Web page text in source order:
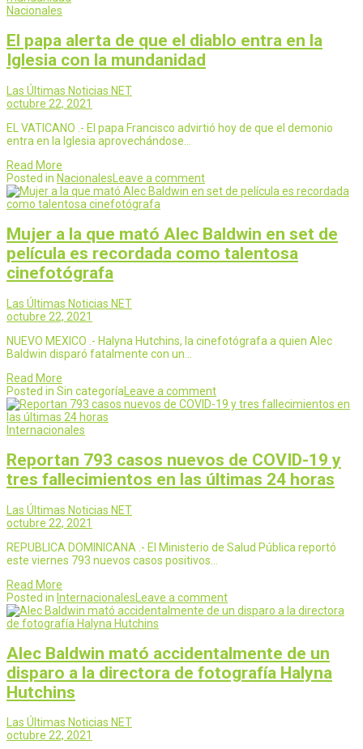
Nacionales
El papa alerta de que el diablo entra en la
Iglesia con la mundanidad
Las Últimas Noticias NET
octubre 22, 2021
EL VATICANO .- El papa Francisco advirtió hoy de que el demonio
entra en la Iglesia aprovechándose…
Read More
Posted in Nacionales Leave a comment
Mujer a la que mató Alec Baldwin en set de
película es recordada como talentosa
cinefotógrafa
Las Últimas Noticias NET
octubre 22, 2021
NUEVO MEXICO .- Halyna Hutchins, la cinefotógrafa a quien Alec
Baldwin disparó fatalmente con un…
Read More
Posted in Sin categoría Leave a comment
Internacionales
Reportan 793 casos nuevos de COVID-19 y
tres fallecimientos en las últimas 24 horas
Las Últimas Noticias NET
octubre 22, 2021
REPUBLICA DOMINICANA .- El Ministerio de Salud Pública reportó
este viernes 793 nuevos casos positivos…
Read More
Posted in InternacionalesLeave a comment
Alec Baldwin mató accidentalmente de un
disparo a la directora de fotografía Halyna
Hutchins
Las Últimas Noticias NET
octubre 22, 2021